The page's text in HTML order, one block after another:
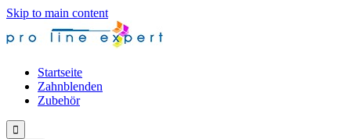
Skip to main content
Startseite
Zahnblenden
Zubehör
